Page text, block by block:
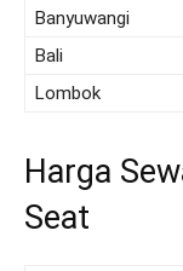
Banyuwangi
Bali
Lombok
Harga
Seat